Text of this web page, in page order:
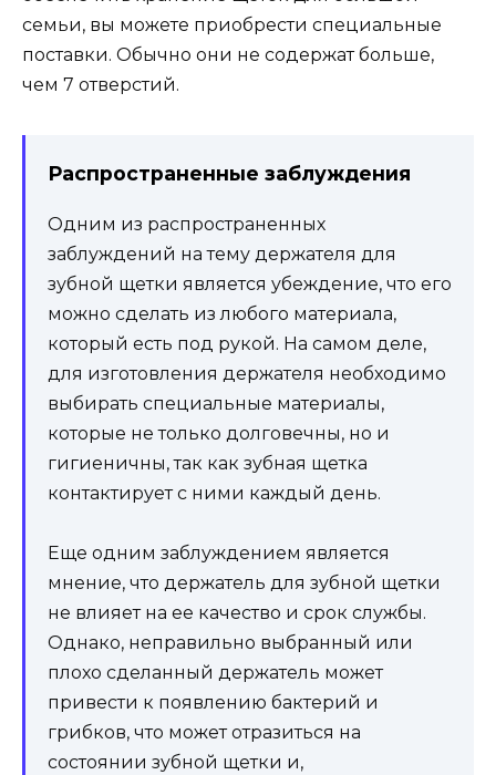
семьи, вы можете приобрести специальные
поставки. Обычно они не содержат больше,
чем 7 отверстий.
Распространенные заблуждения
Одним из распространенных
заблуждений на тему держателя для
зубной щетки является убеждение, что его
можно сделать из любого материала,
который есть под рукой. На самом деле,
для изготовления держателя необходимо
выбирать специальные материалы,
которые не только долговечны, но и
гигиеничны, так как зубная щетка
контактирует с ними каждый день.
Еще одним заблуждением является
мнение, что держатель для зубной щетки
не влияет на ее качество и срок службы.
Однако, неправильно выбранный или
плохо сделанный держатель может
привести к появлению бактерий и
грибков, что может отразиться на
состоянии зубной щетки и,